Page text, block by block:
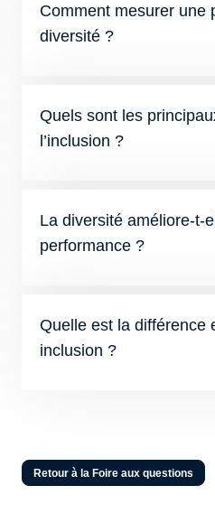
Comment mesurer une
diversité ?
Quels sont les
l’inclusion ?
La diversité améliore-t-
performance ?
Quelle est la différence
inclusion ?
Retour à la Foire aux questions